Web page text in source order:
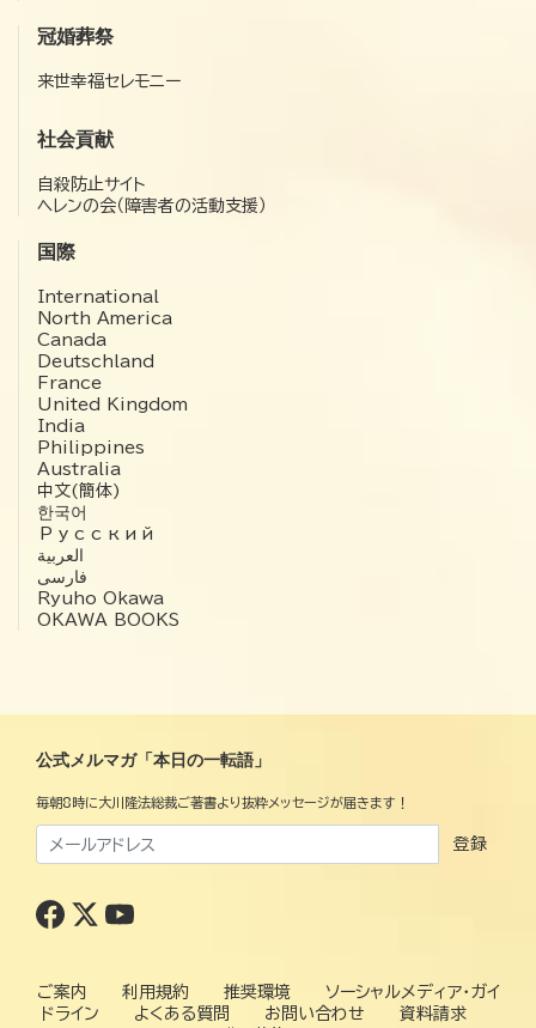
冠婚葬祭
来世幸福セレモニー
社会貢献
自殺防止サイト
ヘレンの会（障害者の活動支援）
国際
International
North America
Canada
Deutschland
France
United Kingdom
India
Philippines
Australia
中文(簡体)
한국어
Русский
العربية‏
فارسی
Ryuho Okawa
OKAWA BOOKS
公式メルマガ「本日の一転語」
毎朝8時に大川隆法総裁ご著書より抜粋メッセージが届きます！
登録
ご案内 利用規約 推奨環境
ソーシャルメディア・ガイ
ドライン
よくある質問 お問い合わせ
資料請求